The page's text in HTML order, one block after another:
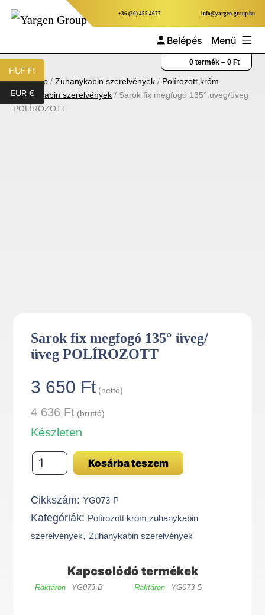
Ugrás
+36 (20) 455 4677 info@yargen-group.hu
Yargen
Group
Belépés Menü
0 termék – 0 Ft
Kezdőlap /Zuhanykabin szerelvények / Polírozott króm
zuhanykabin szerelvények / Sarok fix megfogó 135° üveg/üveg
POLÍROZOTT
Sarok fix megfogó 135° üveg/
üveg POLÍROZOTT
3 650 Ft (nettó)
4 636 Ft (bruttó)
Készleten
Sarok
fix
megfogó
135°
üveg/
POLÍROZOTT
mennyiség
Kosárba teszem
Cikkszám:YG073-P
Kategóriák: Polírozott króm zuhanykabin
szerelvények,Zuhanykabin szerelvények
Kapcsolódó termékek
YG073-B
Raktáron YG073-S
Raktáron
HUF Ft
EUR €